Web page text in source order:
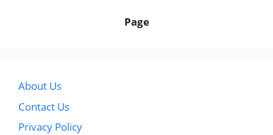
Page
About Us
Contact Us
Privacy Policy